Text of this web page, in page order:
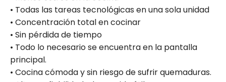
• Todas las tareas tecnológicas en una sola unidad
• Concentración total en cocinar
• Sin pérdida de tiempo
• Todo lo necesario se encuentra en la pantalla
principal.
• Cocina cómoda y sin riesgo de sufrir quemaduras.